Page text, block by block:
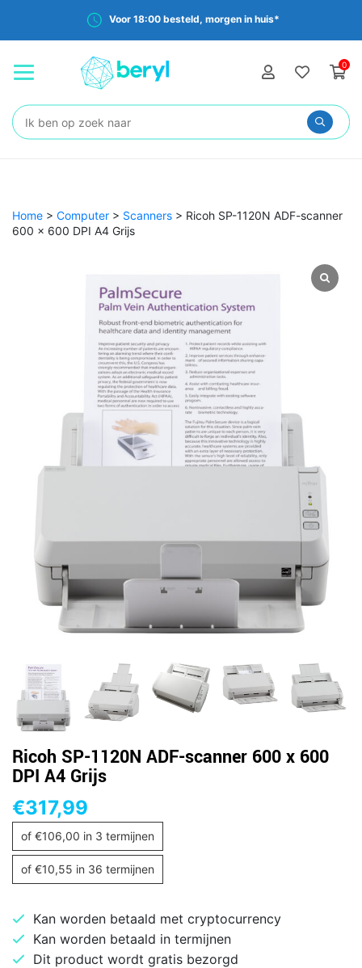
Voor 18:00 besteld, morgen in huis*
0
Zoeken:
Home > Computer > Scanners > Ricoh SP-1120N ADF-scanner
600 x 600 DPI A4 Grijs
Ricoh SP-1120N ADF-scanner 600 x 600
DPI A4 Grijs
€317,99
of €106,00 in 3 termijnen
of €10,55 in 36 termijnen
Kan worden betaald met cryptocurrency
Kan worden betaald in termijnen
Dit product wordt gratis bezorgd